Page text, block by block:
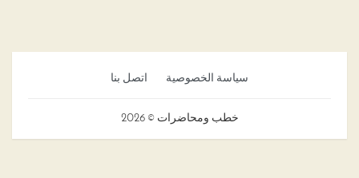
سياسة الخصوصية اتصل بنا
خطب ومحاضرات © 2026